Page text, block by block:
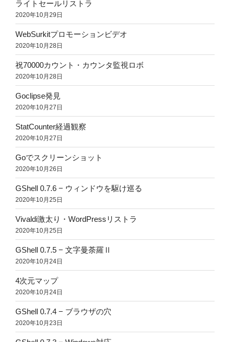
ライトセールリストラ
2020年10月29日
WebSurkitプロモーションビデオ
2020年10月28日
祝70000カウント・カウンタ監視ロボ
2020年10月28日
Goclipse発見
2020年10月27日
StatCounter経過観察
2020年10月27日
Goでスクリーンショット
2020年10月26日
GShell 0.7.6 − ウィンドウを駆け巡る
2020年10月25日
Vivaldi激太り・WordPressリストラ
2020年10月25日
GShell 0.7.5 − 文字曼荼羅Ⅱ
2020年10月24日
4次元マップ
2020年10月24日
GShell 0.7.4 − ブラウザの穴
2020年10月23日